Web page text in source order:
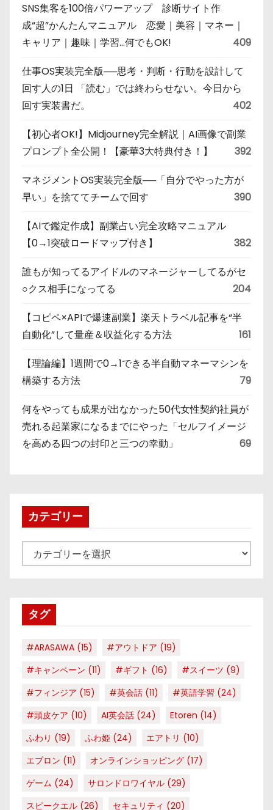
SNS集客を100倍パワーアップ 診断サイト作
成“超”かんたんマニュアル 恋愛｜美容｜マネー｜
キャリア｜趣味｜学習…何でもOK!
409
仕事OS実装完全版──思考・判断・行動を設計して
回す人の1日 「読む」では終わらせない。今日から
回す実装書だ。
402
【初心者OK!】Midjourney完全解説｜AI画像で副業
プロンプト全公開！【豪華3大特典付き！】
392
マネジメントOS実装完全版──「自分でやった方が
早い」を捨ててチームで回す
390
【AIで鑑定作成】副業占い完全攻略マニュアル
【0→1突破ロードマップ付き】
382
誰もが知ってるアイドルのマネージャーしてるがセ
○クス相手になってる
204
【コピペ×APIで爆速副業】楽天トラベル記事を“半
自動化”して量産＆収益化する方法
161
【理論編】1週間で0→1できる半自動マネーマシンを
構築する方法
79
何をやっても成果が出なかった50代女性契約社員が
売れる起業家になるまでにやった「セルフイメージ
を高める四つの封印と三つの幸動」
69
カテゴリー
テ
ータグ
#ARASAWA (15) #アウトドア (19)
#キャンペーン (11) #ギフト (16) #スイーツ (9)
#フィンジア (15) #英会話 (11) #英語学習 (24)
#頭皮ケア (10) AI英会話 (24) Etoren (14)
ふわり (19) ふわ姫 (24) エアトリ (10)
エプロン (11) オンラインショッピング (17)
ゲーム (24) サロンドロワイヤル (29)
スピークエル (26) セキュリティ (20)